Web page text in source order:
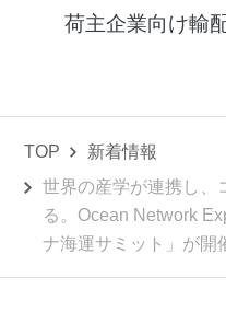
荷主企業向け輸
TOP
新着情報
世界の産学が連携し、
る。Ocean Network
ナ海運サミット」が開